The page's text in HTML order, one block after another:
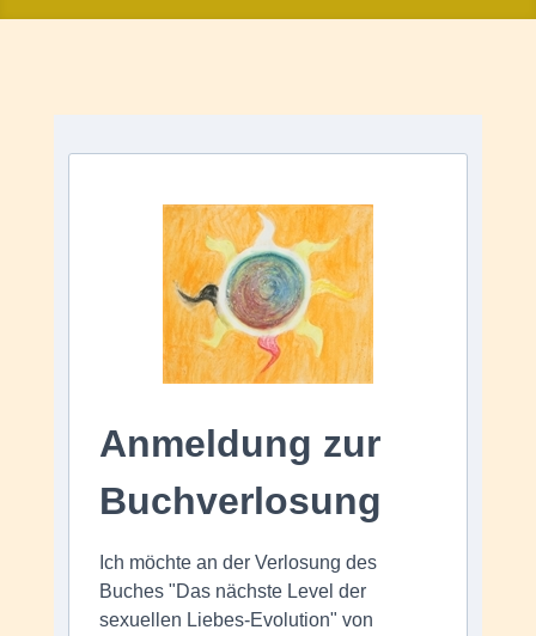
Anmeldung zur
Buchverlosung
Ich möchte an der Verlosung des
Buches "Das nächste Level der
sexuellen Liebes-Evolution" von